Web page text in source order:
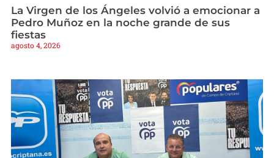
La Virgen de los Ángeles volvió a emocionar a
Pedro Muñoz en la noche grande de sus
fiestas
agosto 4, 2026